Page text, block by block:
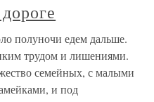
полуночи едем дальше.
трудом и лишениями.
семейных, с малыми
и под